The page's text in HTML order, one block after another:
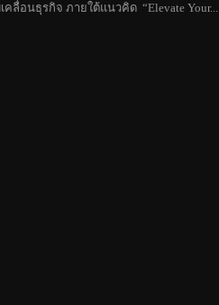
ลื่อนธุรกิจ ภายใต้แนวคิด “Elevate Your...